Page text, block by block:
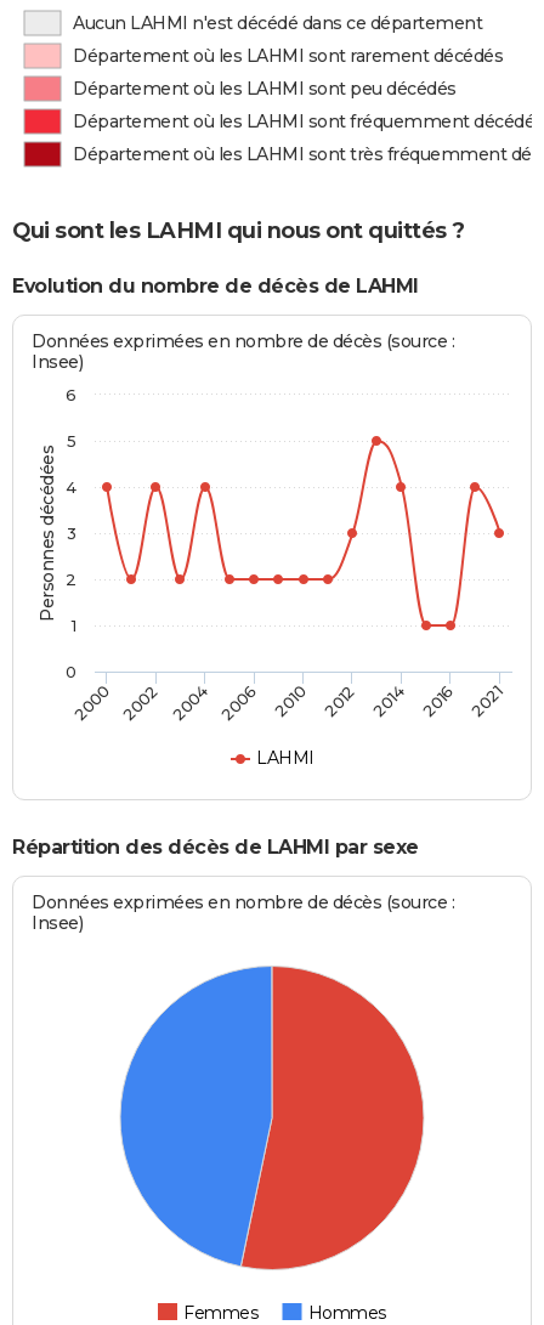
Aucun LAHMI n'est décédé dans ce département
Département où les LAHMI sont rarement décédés
Département où les LAHMI sont peu décédés
Département où les LAHMI sont fréquemment décédés
Département où les LAHMI sont très fréquemment
Qui sont les LAHMI qui nous ont quittés ?
Evolution du nombre de décès de LAHMI
Personnes décédées
Données exprimées en nombre de décès (source :
Insee)
LAHMI
2000 2002 2004 2006 2010 2012 2014 2016 2021
0
1
2
3
4
5
6
Répartition des décès de LAHMI par sexe
Données exprimées en nombre de décès (source :
Insee)
Femmes Hommes